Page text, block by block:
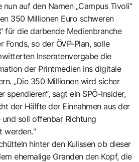
nun auf den Namen „Campus Tivoli“
350 Millionen Euro schweren
für die darbende Medienbranche
Fonds, so der ÖVP-Plan, solle
Inseratenvergabe die
der Printmedien ins digitale
„Die 350 Millionen wird sicher
spendieren“, sagt ein SPÖ-Insider,
der Hälfte der Einnahmen aus der
und soll offenbar Richtung
werden.“
hinter den Kulissen ob dieser
ehemalige Granden den Kopf, die